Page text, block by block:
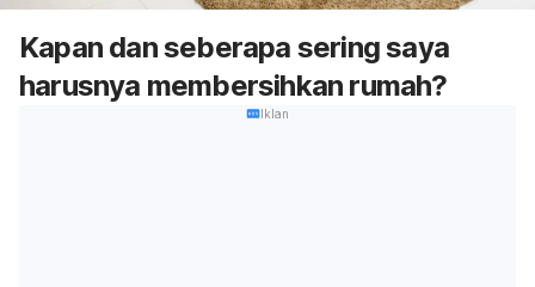
Kapan dan seberapa sering saya
harusnya membersihkan rumah?
Iklan